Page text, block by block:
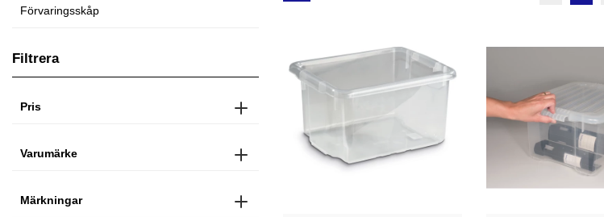
Förvaringsskåp
Filtrera
Pris
Varumärke
Märkningar